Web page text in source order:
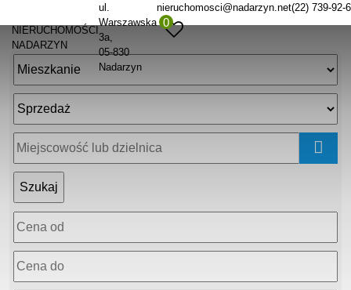
NIERUCHOMOŚCI
NADARZYN
ul.
Warszawska
3a
05-830
Nadarzyn
nieruchomosci@nadarzyn.net(22) 739-92-
0